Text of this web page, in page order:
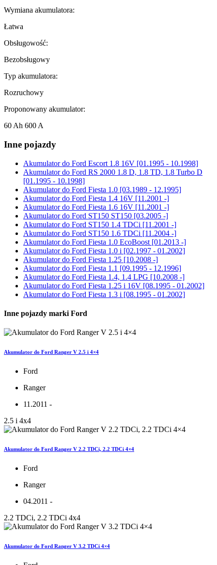
Wymiana akumulatora:
Łatwa
Obsługowość:
Bezobsługowy
Typ akumulatora:
Rozruchowy
Proponowany akumulator:
60 Ah 600 A
Inne pojazdy
Akumulator do Ford Escort 1.8 16V [01.1995 - 10.1998]
Akumulator do Ford RS 2000 1.8 D, 1.8 TD, 1.8 Turbo D
[01.1995 - 10.1998]
Akumulator do Ford Fiesta 1.0 [03.1989 - 12.1995]
Akumulator do Ford Fiesta 1.4 16V [11.2001 -]
Akumulator do Ford Fiesta 1.6 16V [11.2001 -]
Akumulator do Ford ST150 ST150 [03.2005 -]
Akumulator do Ford ST150 1.4 TDCi [11.2001 -]
Akumulator do Ford ST150 1.6 TDCi [11.2004 -]
Akumulator do Ford Fiesta 1.0 EcoBoost [01.2013 -]
Akumulator do Ford Fiesta 1.0 i [02.1997 - 01.2002]
Akumulator do Ford Fiesta 1.25 [10.2008 -]
Akumulator do Ford Fiesta 1.1 [09.1995 - 12.1996]
Akumulator do Ford Fiesta 1.4, 1.4 LPG [10.2008 -]
Akumulator do Ford Fiesta 1.25 i 16V [08.1995 - 01.2002]
Akumulator do Ford Fiesta 1.3 i [08.1995 - 01.2002]
Inne pojazdy marki Ford
Akumulator do Ford Ranger V 2.5 i 4×4
Ford
Ranger
11.2011 -
2.5 i 4x4
Akumulator do Ford Ranger V 2.2 TDCi, 2.2 TDCi 4×4
Ford
Ranger
04.2011 -
2.2 TDCi, 2.2 TDCi 4x4
Akumulator do Ford Ranger V 3.2 TDCi 4×4